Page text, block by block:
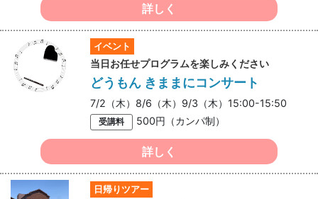
詳しく
イベント
当日お任せプログラムを楽しみください
どうもん きままにコンサート
7/2（木）8/6（木）9/3（木）15:00-15:50
受講料 500円（カンパ制）
詳しく
日帰りツアー